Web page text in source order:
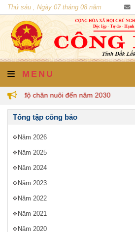
Thứ sáu , Ngày 07 tháng 08 năm
2026
MENU
mật độ chăn nuôi đến năm 2030
Tổng tập công báo
Năm 2026
Năm 2025
Năm 2024
Năm 2023
Năm 2022
Năm 2021
Năm 2020